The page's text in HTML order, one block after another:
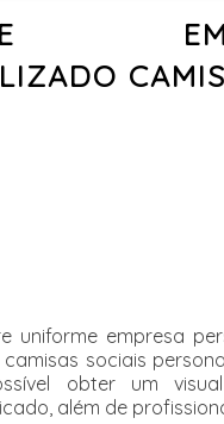
uniforme empresa
sociais
obter um
além de